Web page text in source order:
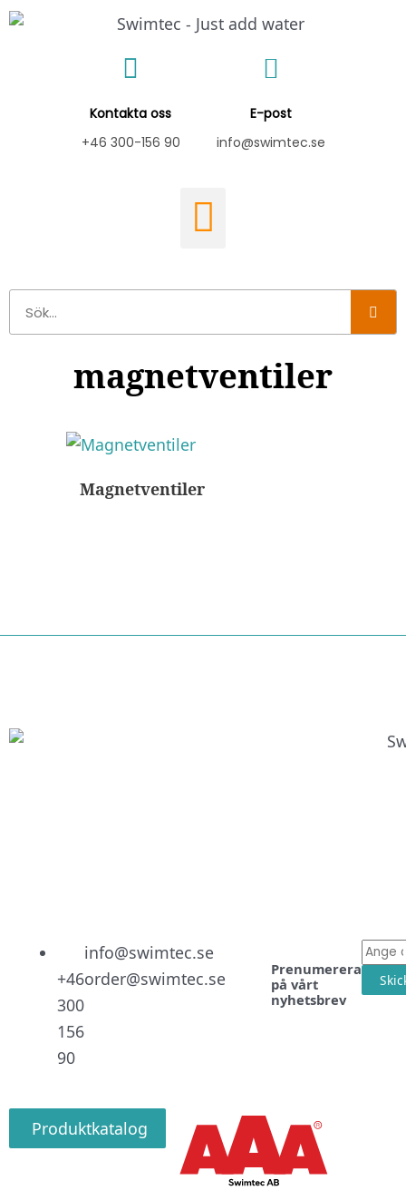
Hoppa
Kontakta oss
+46 300-156 90
E-post
info@swimtec.se
magnetventiler
Magnetventiler
+46
300
156
90
info@swimtec.se
order@swimtec.se
Prenumerera
på vårt
nyhetsbrev
E-
post
Produktkatalog